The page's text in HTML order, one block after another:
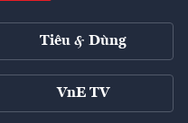
Tiêu & Dùng
VnE TV